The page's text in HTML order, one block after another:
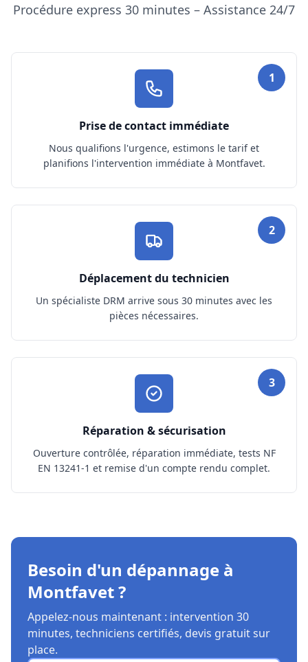
Procédure express 30 minutes – Assistance 24/7
1
Prise de contact immédiate
Nous qualifions l'urgence, estimons le tarif et
planifions l'intervention immédiate à Montfavet.
2
Déplacement du technicien
Un spécialiste DRM arrive sous 30 minutes avec les
pièces nécessaires.
3
Réparation & sécurisation
Ouverture contrôlée, réparation immédiate, tests NF
EN 13241-1 et remise d'un compte rendu complet.
Besoin d'un dépannage à
Montfavet ?
Appelez-nous maintenant : intervention 30
minutes, techniciens certifiés, devis gratuit sur
place.